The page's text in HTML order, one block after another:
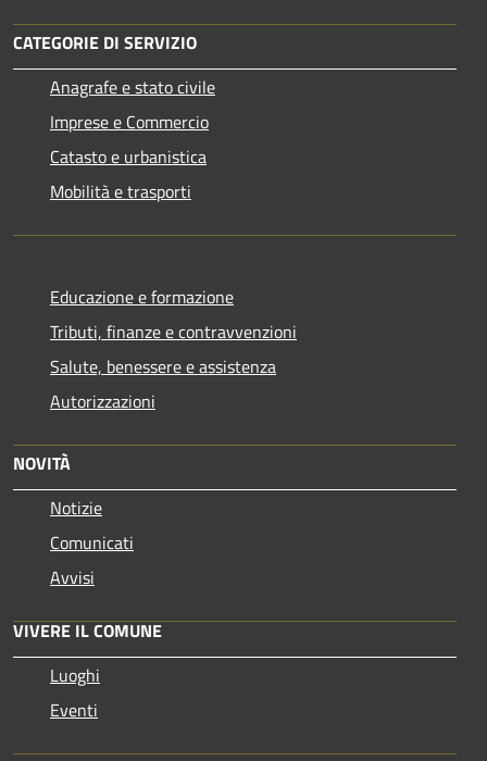
CATEGORIE DI SERVIZIO
Anagrafe e stato civile
Imprese e Commercio
Catasto e urbanistica
Mobilità e trasporti
Educazione e formazione
Tributi, finanze e contravvenzioni
Salute, benessere e assistenza
Autorizzazioni
NOVITÀ
Notizie
Comunicati
Avvisi
VIVERE IL COMUNE
Luoghi
Eventi